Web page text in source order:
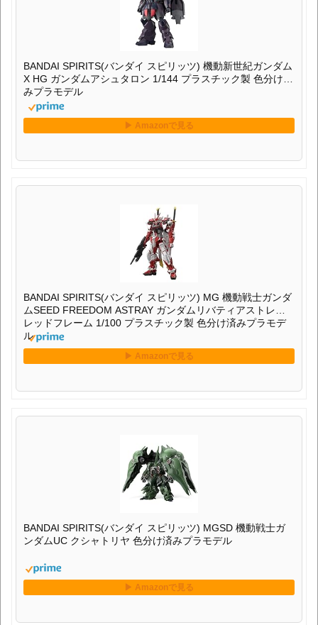
BANDAI SPIRITS(バンダイ スピリッツ) 機動新世紀ガンダム
X HG ガンダムアシュタロン 1/144 プラスチック製 色分け済
みプラモデル
BANDAI SPIRITS(バンダイ スピリッツ) MG 機動戦士ガンダ
ムSEED FREEDOM ASTRAY ガンダムリバティアストレイ
レッドフレーム 1/100 プラスチック製 色分け済みプラモデ
ル
BANDAI SPIRITS(バンダイ スピリッツ) MGSD 機動戦士ガ
ンダムUC クシャトリヤ 色分け済みプラモデル